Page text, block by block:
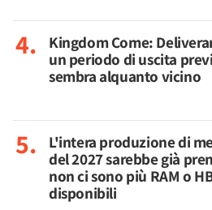
Kingdom Come:
un periodo di uscita
sembra alquanto vicino
L'intera produzione di
del 2027 sarebbe già
non ci sono più RAM o
disponibili